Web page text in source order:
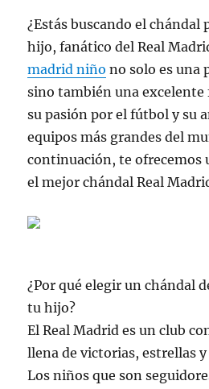
¿Estás buscando el chándal
hijo, fanático del Real
madrid niño no solo es una
sino también una
su pasión por el fútbol y su
equipos más grandes del
continuación, te ofrecemos
el mejor chándal Real
¿Por qué elegir un chándal
tu hijo?
El Real Madrid es un club
llena de victorias, estrellas
Los niños que son